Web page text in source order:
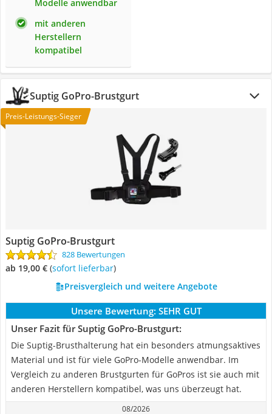
Modelle anwendbar
mit anderen
Herstellern
kompatibel
Suptig GoPro-Brustgurt
Preis-Leistungs-Sieger
Suptig GoPro-Brustgurt
828 Bewertungen
ab 19,00 € ( Sofort lieferbar)
Preisvergleich und weitere Angebote
Unsere Bewertung: SEHR GUT
Unser Fazit für Suptig GoPro-Brustgurt:
Die Suptig-Brusthalterung hat ein besonders atmungsaktives
Material und ist für viele GoPro-Modelle anwendbar. Im
Vergleich zu anderen Brustgurten für GoPros ist sie auch mit
anderen Herstellern kompatibel, was uns überzeugt hat.
08/2026